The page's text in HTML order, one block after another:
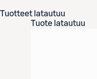
Tuotteet latautuu
Tuote latautuu